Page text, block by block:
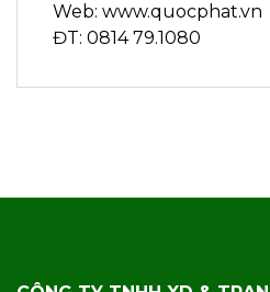
Web: www.quocphat.vn
ĐT: 0814 79.1080